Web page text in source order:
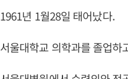
1961년 1월28일 태어났다.
서울대학교 의학과를 졸업